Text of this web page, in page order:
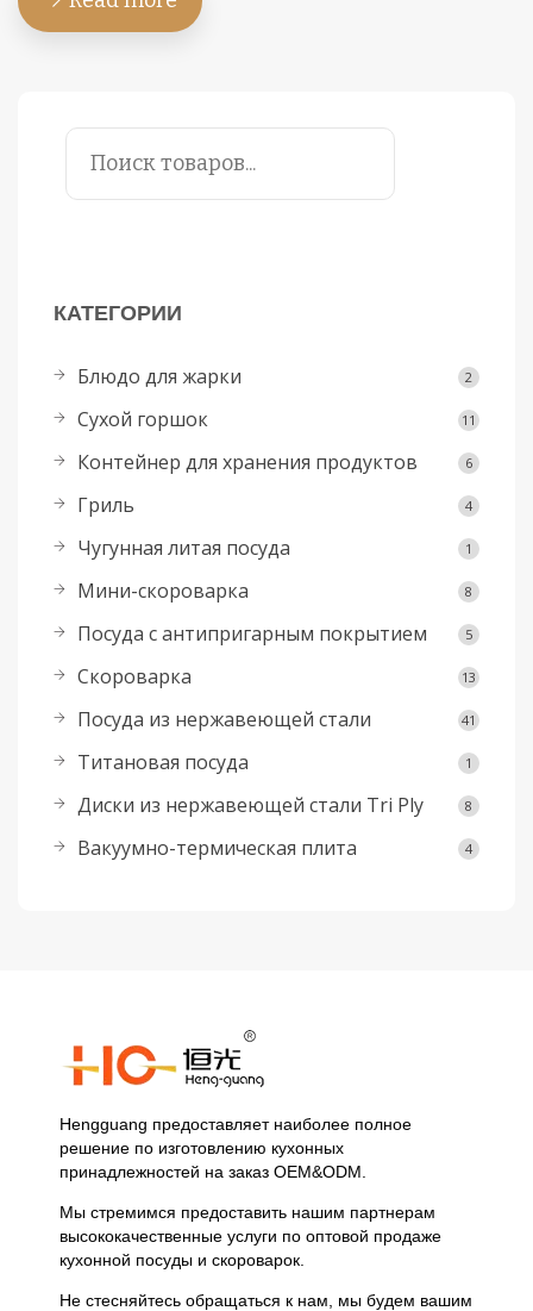
КАТЕГОРИИ
Блюдо для жарки 2
Сухой горшок 11
Контейнер для хранения продуктов 6
Гриль 4
Чугунная литая посуда 1
Мини-скороварка 8
Посуда с антипригарным покрытием 5
Скороварка 13
Посуда из нержавеющей стали 41
Титановая посуда 1
Диски из нержавеющей стали Tri Ply 8
Вакуумно-термическая плита 4
Hengguang предоставляет наиболее полное
решение по изготовлению кухонных
принадлежностей на заказ OEM&ODM.
Мы стремимся предоставить нашим партнерам
высококачественные услуги по оптовой продаже
кухонной посуды и скороварок.
Не стесняйтесь обращаться к нам, мы будем вашим